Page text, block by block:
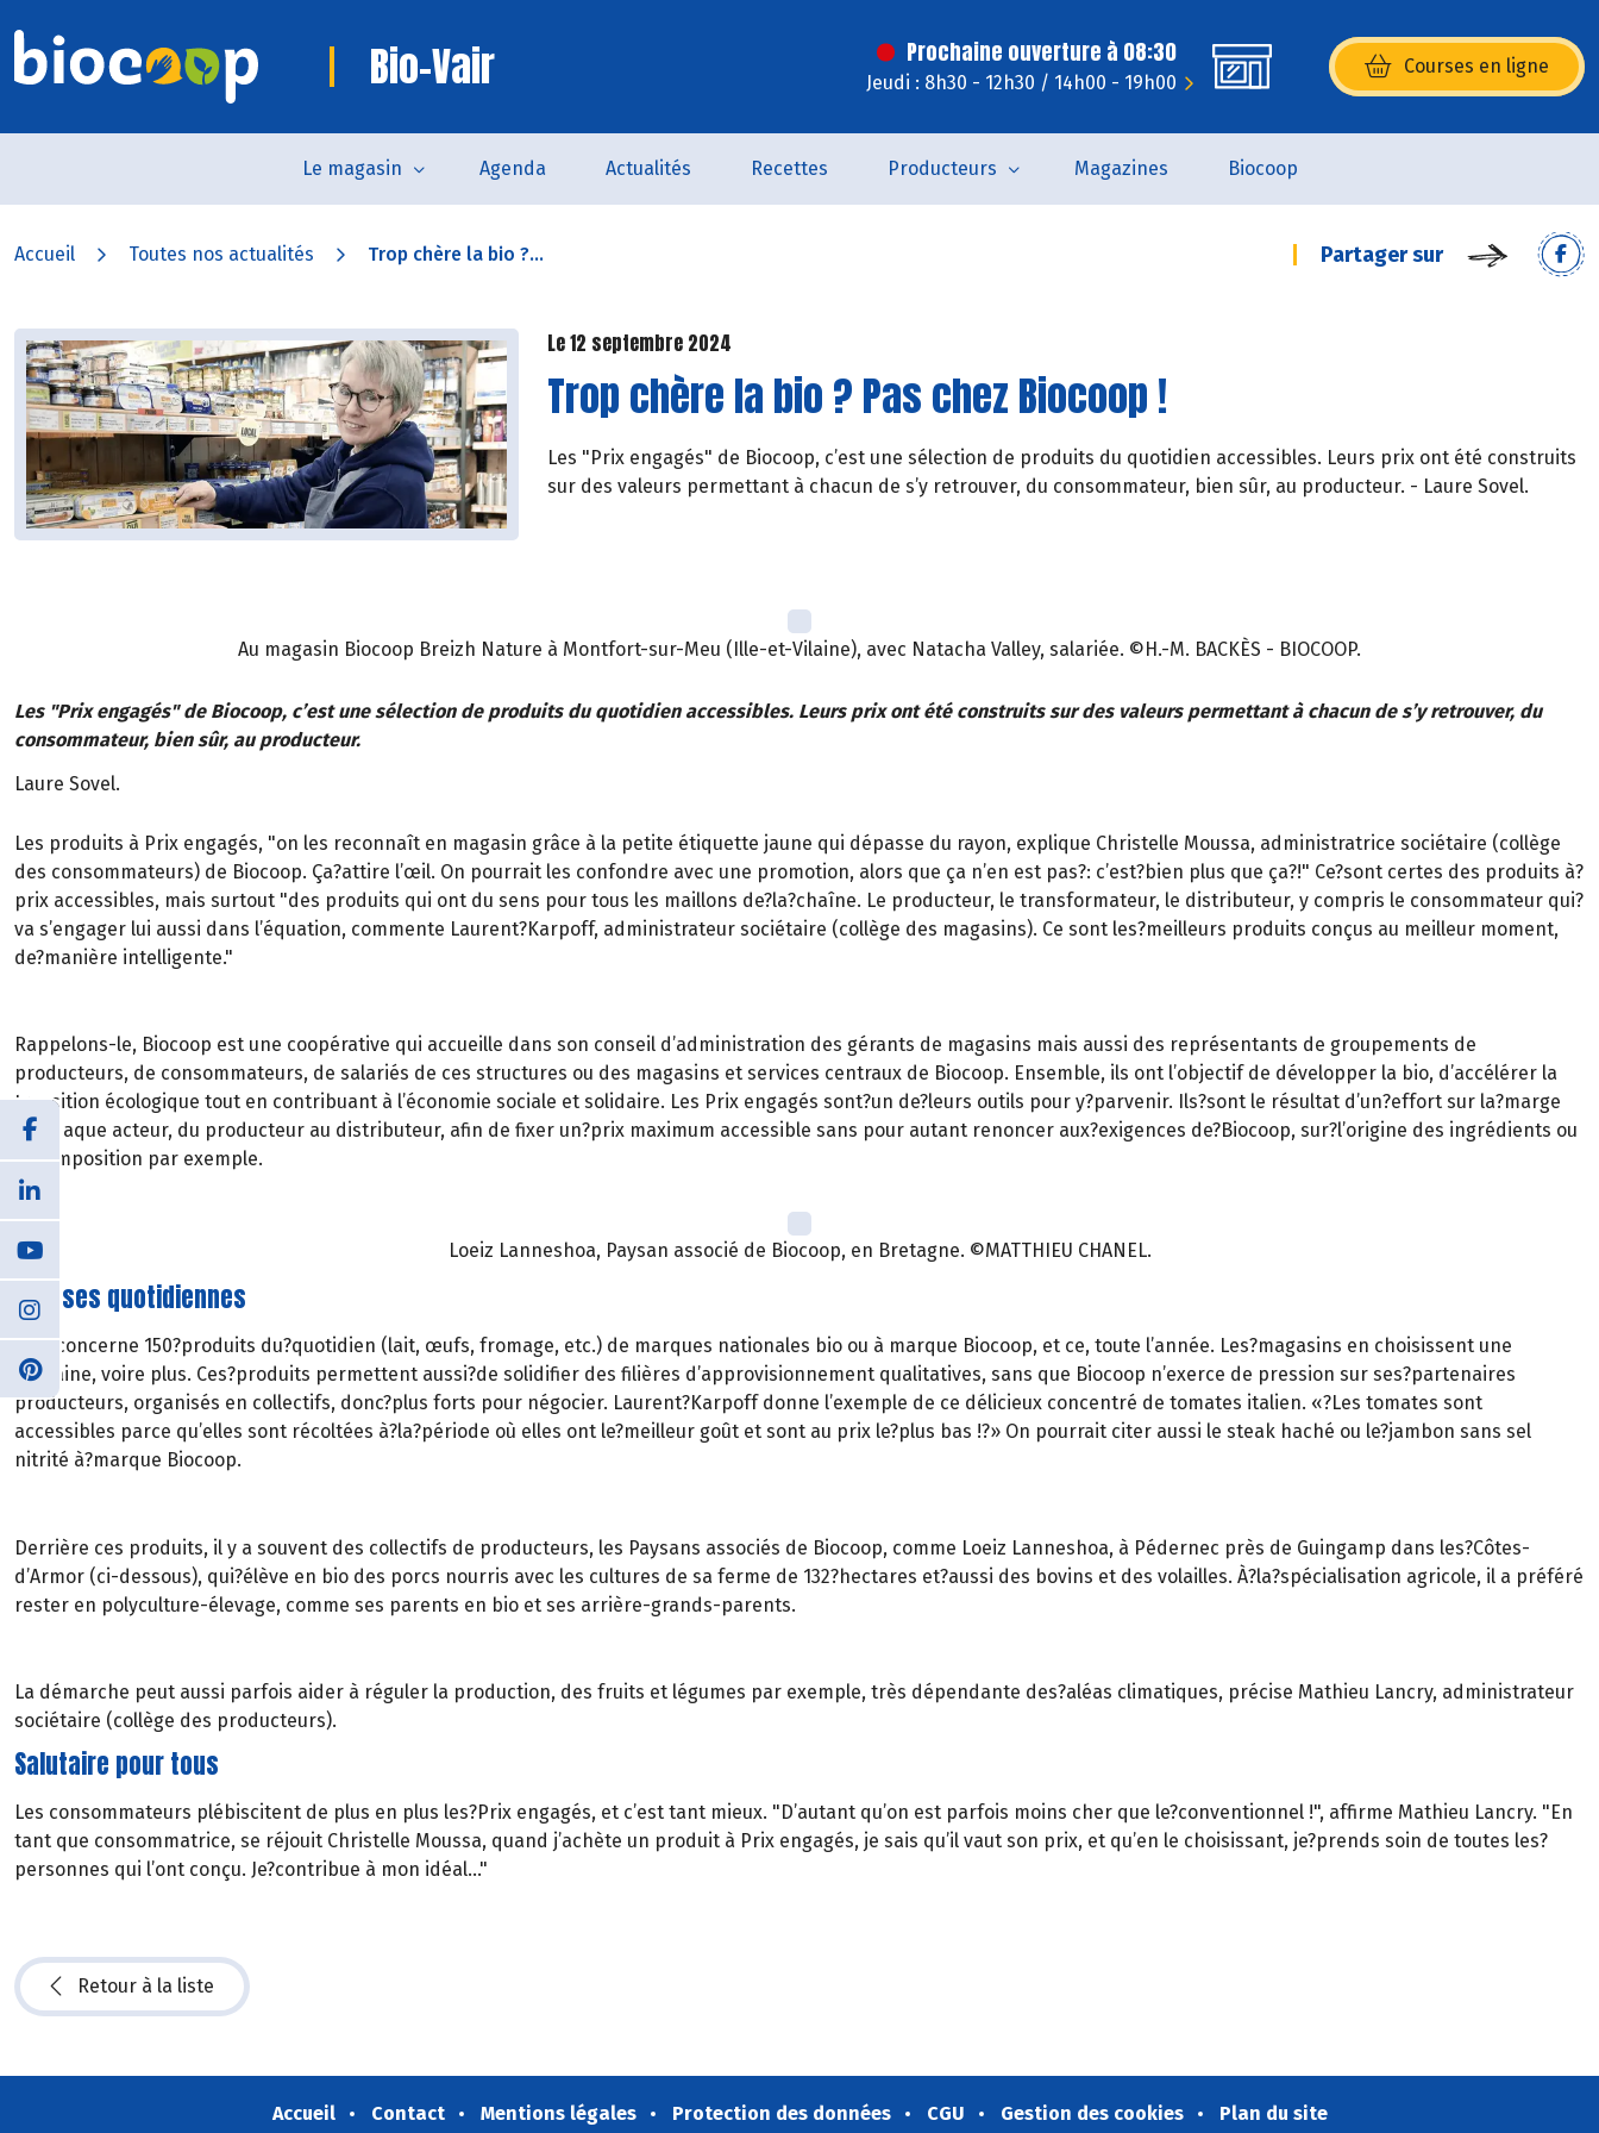
Bio-Vair Prochaine ouverture à 08:30
Jeudi : 8h30 - 12h30 / 14h00 - 19h00
Courses en ligne
(s’ouvre dans une nouvelle
Le magasin Agenda Actualités Recettes Producteurs Magazines Biocoop
Accueil Toutes nos actualités Trop chère la bio ?... Partager sur
Le 12 septembre 2024
Trop chère la bio ? Pas chez Biocoop !
Les "Prix engagés" de Biocoop, c’est une sélection de produits du quotidien accessibles. Leurs prix ont été construits
sur des valeurs permettant à chacun de s’y retrouver, du consommateur, bien sûr, au producteur. - Laure Sovel.
Au magasin Biocoop Breizh Nature à Montfort-sur-Meu (Ille-et-Vilaine), avec Natacha Valley, salariée. ©H.-M. BACKÈS - BIOCOOP.
Les "Prix engagés" de Biocoop, c’est une sélection de produits du quotidien accessibles. Leurs prix ont été construits sur des valeurs permettant à chacun de s’y retrouver, du
consommateur, bien sûr, au producteur.
Laure Sovel.
Les produits à Prix engagés, "on les reconnaît en magasin grâce à la petite étiquette jaune qui dépasse du rayon, explique Christelle Moussa, administratrice sociétaire (collège
des consommateurs) de Biocoop. Ça?attire l’œil. On pourrait les confondre avec une promotion, alors que ça n’en est pas?: c’est?bien plus que ça?!" Ce?sont certes des produits à?
prix accessibles, mais surtout "des produits qui ont du sens pour tous les maillons de?la?chaîne. Le producteur, le transformateur, le distributeur, y compris le consommateur qui?
va s’engager lui aussi dans l’équation, commente Laurent?Karpoff, administrateur sociétaire (collège des magasins). Ce sont les?meilleurs produits conçus au meilleur moment,
de?manière intelligente."
Rappelons-le, Biocoop est une coopérative qui accueille dans son conseil d’administration des gérants de magasins mais aussi des représentants de groupements de
producteurs, de consommateurs, de salariés de ces structures ou des magasins et services centraux de Biocoop. Ensemble, ils ont l’objectif de développer la bio, d’accélérer la
transition écologique tout en contribuant à l’économie sociale et solidaire. Les Prix engagés sont?un de?leurs outils pour y?parvenir. Ils?sont le résultat d’un?effort sur la?marge
de chaque acteur, du producteur au distributeur, afin de fixer un?prix maximum accessible sans pour autant renoncer aux?exigences de?Biocoop, sur?l’origine des ingrédients ou
la composition par exemple.
Loeiz Lanneshoa, Paysan associé de Biocoop, en Bretagne. ©MATTHIEU CHANEL.
Courses quotidiennes
Cela concerne 150?produits du?quotidien (lait, œufs, fromage, etc.) de marques nationales bio ou à marque Biocoop, et ce, toute l’année. Les?magasins en choisissent une
centaine, voire plus. Ces?produits permettent aussi?de solidifier des filières d’approvisionnement qualitatives, sans que Biocoop n’exerce de pression sur ses?partenaires
producteurs, organisés en collectifs, donc?plus forts pour négocier. Laurent?Karpoff donne l’exemple de ce délicieux concentré de tomates italien. «?Les tomates sont
accessibles parce qu’elles sont récoltées à?la?période où elles ont le?meilleur goût et sont au prix le?plus bas !?» On pourrait citer aussi le steak haché ou le?jambon sans sel
nitrité à?marque Biocoop.
Derrière ces produits, il y a souvent des collectifs de producteurs, les Paysans associés de Biocoop, comme Loeiz Lanneshoa, à Pédernec près de Guingamp dans les?Côtes-
d’Armor (ci-dessous), qui?élève en bio des porcs nourris avec les cultures de sa ferme de 132?hectares et?aussi des bovins et des volailles. À?la?spécialisation agricole, il a préféré
rester en polyculture-élevage, comme ses parents en bio et ses arrière-grands-parents.
La démarche peut aussi parfois aider à réguler la production, des fruits et légumes par exemple, très dépendante des?aléas climatiques, précise Mathieu Lancry, administrateur
sociétaire (collège des producteurs).
Salutaire pour tous
Les consommateurs plébiscitent de plus en plus les?Prix engagés, et c’est tant mieux. "D’autant qu’on est parfois moins cher que le?conventionnel !", affirme Mathieu Lancry. "En
tant que consommatrice, se réjouit Christelle Moussa, quand j’achète un produit à Prix engagés, je sais qu’il vaut son prix, et qu’en le choisissant, je?prends soin de toutes les?
personnes qui l’ont conçu. Je?contribue à mon idéal…"
Retour à la liste
Accueil Contact Mentions légales Protection des données CGU Gestion des cookies Plan du site